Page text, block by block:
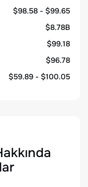
$98.58 - $99.65
$8.78B
$99.18
$96.78
$59.89 - $100.05